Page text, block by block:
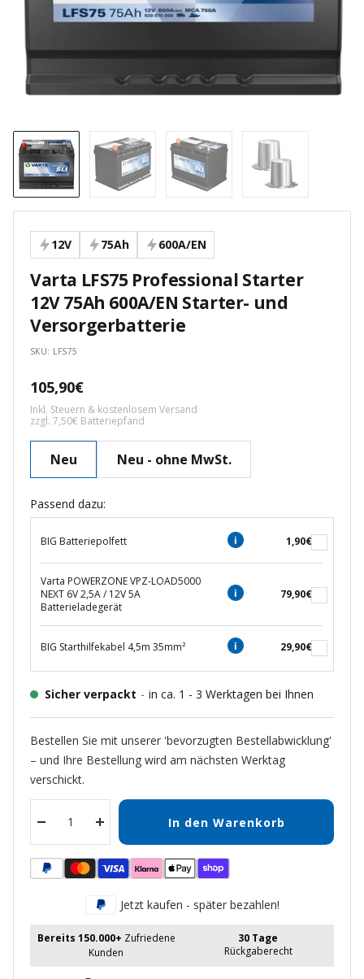
12V 75Ah 600A/EN
Varta LFS75 Professional Starter
12V 75Ah 600A/EN Starter- und
Versorgerbatterie
SKU: LFS75
Angebotspreis
105,90€
Inkl. Steuern & kostenlosem Versand
zzgl. 7,50€ Batteriepfand
Neu Neu - ohne MwSt.
Passend dazu:
BIG Batteriepolfett 1,90€
Varta POWERZONE VPZ-LOAD5000
NEXT 6V 2,5A / 12V 5A
Batterieladegerät
79,90€
BIG Starthilfekabel 4,5m 35mm² 29,90€
Sicher verpackt - in ca. 1 - 3 Werktagen bei Ihnen
Bestellen Sie mit unserer 'bevorzugten Bestellabwicklung'
– und Ihre Bestellung wird am nächsten Werktag
verschickt.
Menge
verringern
Menge
erhöhen
In den Warenkorb
Jetzt kaufen - später bezahlen!
Bereits 150.000+ Zufriedene
Kunden
30 Tage
Rückgaberecht